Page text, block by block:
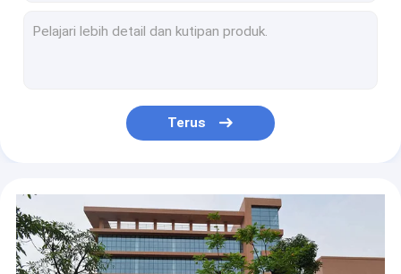
Aktuator Sistem Penguncian Pusat Satu Master Dan Satu Budak
Perabotan 24V Central Locking Actuators Kit 10lbs Tugas Berat 12V
360 Derajat Aktuator Penguncian Pusat Tahan Api Jenis Pistol Berputar Nylon Kunci Alarm Anti Pencurian
12V Flat Type Car Central Door Locking System Actuator Double Tracks Untuk Perabotan Rumah Tangga
15lbs Hitam Aktuator Penguncian Tengah Dispenser Air Kunci Aktuator Motor Dengan Termistor
Terus